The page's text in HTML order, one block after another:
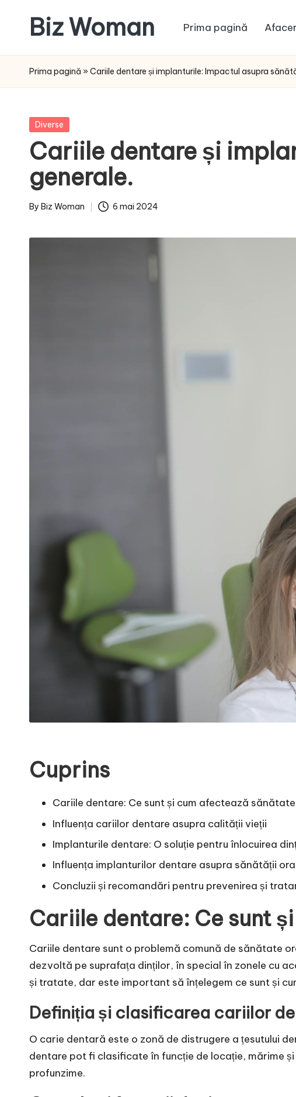
content
Biz Woman
ta,
succesul
Prima pagină
Prima pagină » Cariile dentare și implanturile: Impactul asupra
Posted
Diverse
Cariile dentare și
generale.
Posted
By Biz Woman 6 mai 2024
Cuprins
Cariile dentare: Ce sunt și cum afectează
Influența cariilor dentare asupra calității vieții
Implanturile dentare: O soluție pentru înlocuirea
Influența implanturilor dentare asupra sănătății
Concluzii și recomandări pentru prevenirea și
Cariile dentare: Ce sunt
Cariile dentare sunt o problemă comună de sănătate
dezvoltă pe suprafața dinților, în special în zonele cu
și tratate, dar este important să înțelegem ce sunt și
Definiția și clasificarea cariilor
O carie dentară este o zonă de distrugere a țesutului
dentare pot fi clasificate în funcție de locație, mărime
profunzime.